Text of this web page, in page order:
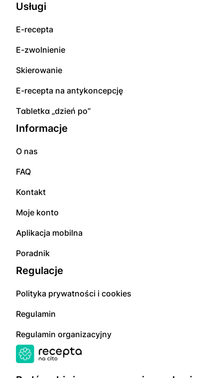
Usługi
E-rесерta
E-zwolnienie
Skierowanie
E-rесерta na аntуkоnсерсję
Tɑbletkɑ „dzień po”
Informacje
O nas
FAQ
Kontakt
Moje konto
Aplikacja mobilna
Poradnik
Regulacje
Polityka prywatności i cookies
Regulamin
Regulamin organizacyjny